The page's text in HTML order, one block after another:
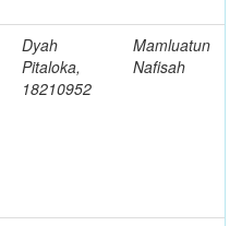
Dyah
Pitaloka,
18210952
Mamluatun
Nafisah